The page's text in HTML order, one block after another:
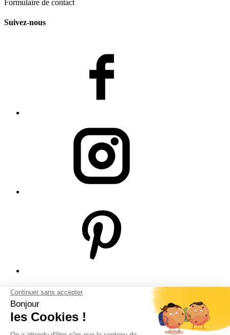
Formulaire de contact
Suivez-nous